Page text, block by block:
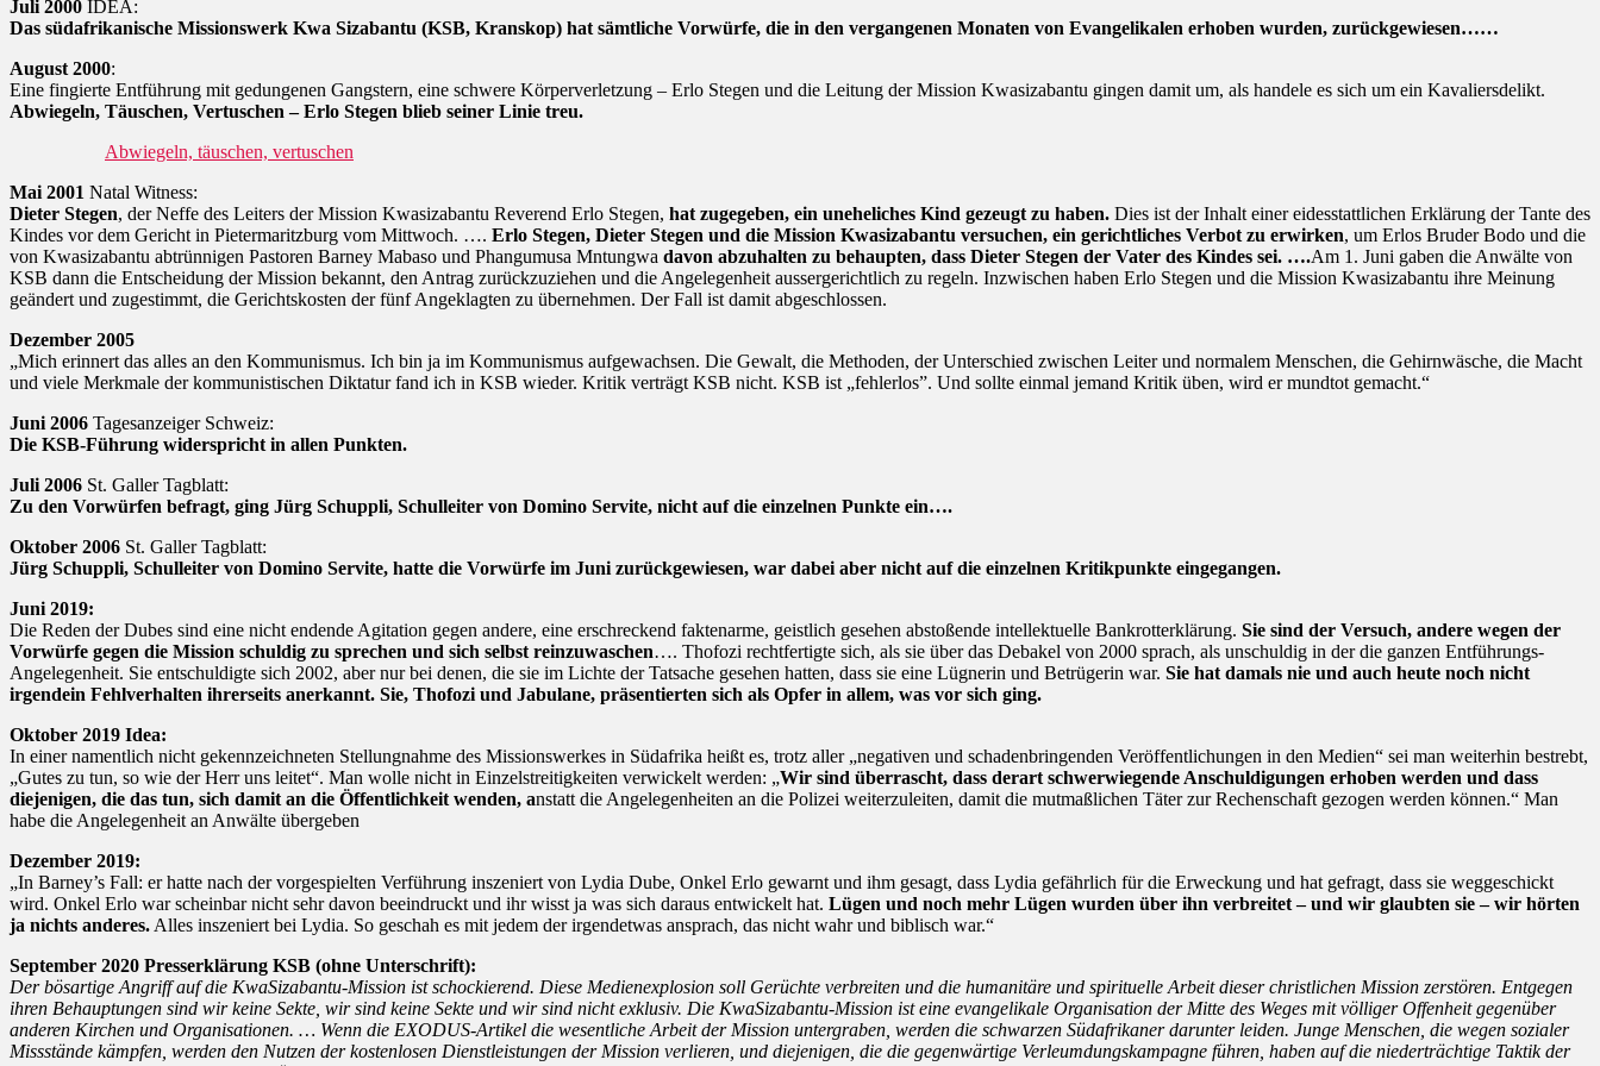
Juli 2000 IDEA:
Das südafrikanische Missionswerk Kwa Sizabantu (KSB, Kranskop) hat sämtliche Vorwürfe, die in den vergangenen Monaten von Evangelikalen erhoben wurden, zurückgewiesen……
August 2000:
Eine fingierte Entführung mit gedungenen Gangstern, eine schwere Körperverletzung – Erlo Stegen und die Leitung der Mission Kwasizabantu gingen damit um, als handele es sich um ein Kavaliersdelikt.
Abwiegeln, Täuschen, Vertuschen – Erlo Stegen blieb seiner Linie treu.
Abwiegeln, täuschen, vertuschen
Mai 2001 Natal Witness:
Dieter Stegen, der Neffe des Leiters der Mission Kwasizabantu Reverend Erlo Stegen, hat zugegeben, ein uneheliches Kind gezeugt zu haben. Dies ist der Inhalt einer eidesstattlichen Erklärung der Tante des
Kindes vor dem Gericht in Pietermaritzburg vom Mittwoch. …. Erlo Stegen, Dieter Stegen und die Mission Kwasizabantu versuchen, ein gerichtliches Verbot zu erwirken, um Erlos Bruder Bodo und die
von Kwasizabantu abtrünnigen Pastoren Barney Mabaso und Phangumusa Mntungwa davon abzuhalten zu behaupten, dass Dieter Stegen der Vater des Kindes sei. ….Am 1. Juni gaben die Anwälte von
KSB dann die Entscheidung der Mission bekannt, den Antrag zurückzuziehen und die Angelegenheit aussergerichtlich zu regeln. Inzwischen haben Erlo Stegen und die Mission Kwasizabantu ihre Meinung
geändert und zugestimmt, die Gerichtskosten der fünf Angeklagten zu übernehmen. Der Fall ist damit abgeschlossen.
Dezember 2005
„Mich erinnert das alles an den Kommunismus. Ich bin ja im Kommunismus aufgewachsen. Die Gewalt, die Methoden, der Unterschied zwischen Leiter und normalem Menschen, die Gehirnwäsche, die Macht
und viele Merkmale der kommunistischen Diktatur fand ich in KSB wieder. Kritik verträgt KSB nicht. KSB ist „fehlerlos”. Und sollte einmal jemand Kritik üben, wird er mundtot gemacht.“
Juni 2006 Tagesanzeiger Schweiz:
Die KSB-Führung widerspricht in allen Punkten.
Juli 2006 St. Galler Tagblatt:
Zu den Vorwürfen befragt, ging Jürg Schuppli, Schulleiter von Domino Servite, nicht auf die einzelnen Punkte ein….
Oktober 2006 St. Galler Tagblatt:
Jürg Schuppli, Schulleiter von Domino Servite, hatte die Vorwürfe im Juni zurückgewiesen, war dabei aber nicht auf die einzelnen Kritikpunkte eingegangen.
Juni 2019:
Die Reden der Dubes sind eine nicht endende Agitation gegen andere, eine erschreckend faktenarme, geistlich gesehen abstoßende intellektuelle Bankrotterklärung. Sie sind der Versuch, andere wegen der
Vorwürfe gegen die Mission schuldig zu sprechen und sich selbst reinzuwaschen…. Thofozi rechtfertigte sich, als sie über das Debakel von 2000 sprach, als unschuldig in der die ganzen Entführungs-
Angelegenheit. Sie entschuldigte sich 2002, aber nur bei denen, die sie im Lichte der Tatsache gesehen hatten, dass sie eine Lügnerin und Betrügerin war. Sie hat damals nie und auch heute noch nicht
irgendein Fehlverhalten ihrerseits anerkannt. Sie, Thofozi und Jabulane, präsentierten sich als Opfer in allem, was vor sich ging.
Oktober 2019 Idea:
In einer namentlich nicht gekennzeichneten Stellungnahme des Missionswerkes in Südafrika heißt es, trotz aller „negativen und schadenbringenden Veröffentlichungen in den Medien“ sei man weiterhin bestrebt,
„Gutes zu tun, so wie der Herr uns leitet“. Man wolle nicht in Einzelstreitigkeiten verwickelt werden: „Wir sind überrascht, dass derart schwerwiegende Anschuldigungen erhoben werden und dass
diejenigen, die das tun, sich damit an die Öffentlichkeit wenden, anstatt die Angelegenheiten an die Polizei weiterzuleiten, damit die mutmaßlichen Täter zur Rechenschaft gezogen werden können.“ Man
habe die Angelegenheit an Anwälte übergeben
Dezember 2019:
„In Barney’s Fall: er hatte nach der vorgespielten Verführung inszeniert von Lydia Dube, Onkel Erlo gewarnt und ihm gesagt, dass Lydia gefährlich für die Erweckung und hat gefragt, dass sie weggeschickt
wird. Onkel Erlo war scheinbar nicht sehr davon beeindruckt und ihr wisst ja was sich daraus entwickelt hat. Lügen und noch mehr Lügen wurden über ihn verbreitet – und wir glaubten sie – wir hörten
ja nichts anderes. Alles inszeniert bei Lydia. So geschah es mit jedem der irgendetwas ansprach, das nicht wahr und biblisch war.“
September 2020 Presserklärung KSB (ohne Unterschrift):
Der bösartige Angriff auf die KwaSizabantu-Mission ist schockierend. Diese Medienexplosion soll Gerüchte verbreiten und die humanitäre und spirituelle Arbeit dieser christlichen Mission zerstören. Entgegen
ihren Behauptungen sind wir keine Sekte, wir sind keine Sekte und wir sind nicht exklusiv. Die KwaSizabantu-Mission ist eine evangelikale Organisation der Mitte des Weges mit völliger Offenheit gegenüber
anderen Kirchen und Organisationen. … Wenn die EXODUS-Artikel die wesentliche Arbeit der Mission untergraben, werden die schwarzen Südafrikaner darunter leiden. Junge Menschen, die wegen sozialer
Missstände kämpfen, werden den Nutzen der kostenlosen Dienstleistungen der Mission verlieren, und diejenigen, die die gegenwärtige Verleumdungskampagne führen, haben auf die niederträchtige Taktik der